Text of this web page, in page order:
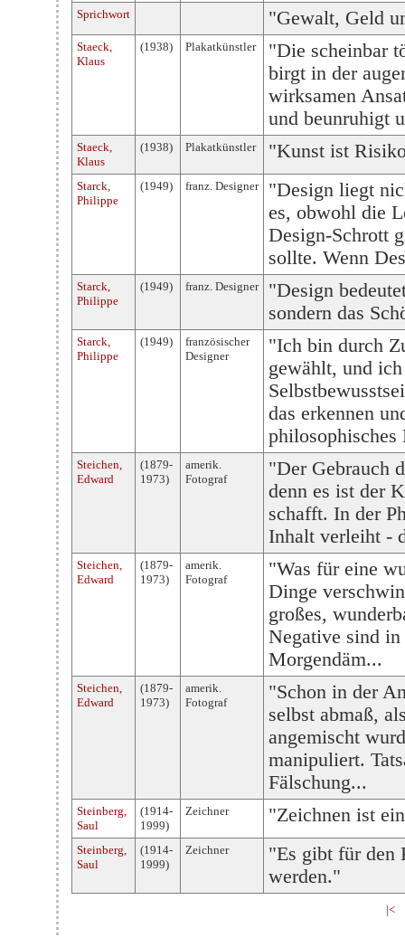
Sprichwort "Gewalt, Geld
Staeck,
Klaus
(1938) Plakatkünstler
"Die scheinbar
birgt in der
wirksamen
und beunruhigt
Staeck,
Klaus
(1938) Plakatkünstler "Kunst ist
Starck,
Philippe
(1949) franz. Designer
"Design liegt
es, obwohl die
Design-Schrott
sollte. Wenn
Starck,
Philippe
(1949) franz. Designer
"Design
sondern das
Starck,
Philippe
(1949)
französischer
Designer
"Ich bin durch
gewählt, und
das erkennen
Steichen,
Edward
(1879-
1973)
amerik.
Fotograf
"Der Gebrauch
denn es ist der
schafft. In der
Inhalt verleiht -
Steichen,
Edward
(1879-
1973)
amerik.
Fotograf
"Was für eine
Dinge
großes,
Negative sind in
Morgendäm...
Steichen,
Edward
(1879-
1973)
amerik.
Fotograf
"Schon in der
selbst abmaß,
angemischt
manipuliert.
Fälschung...
Steinberg,
Saul
(1914-
1999)
Zeichner "Zeichnen ist
Steinberg,
Saul
(1914-
1999)
Zeichner
"Es gibt für den
werden."
|<